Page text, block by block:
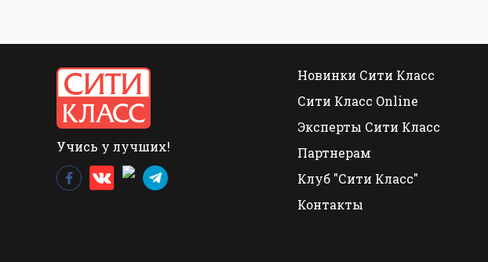
Учись у лучших!
Новинки Сити Класс
Сити Класс Online
Эксперты Сити Класс
Партнерам
Клуб "Сити Класс"
Контакты